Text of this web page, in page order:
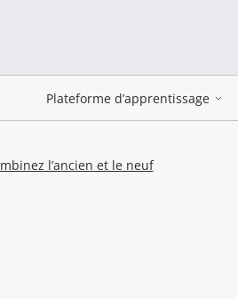
Plateforme d’apprentissage
l’ancien et le neuf